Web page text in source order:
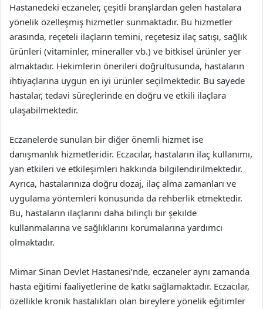
Hastanedeki eczaneler, çeşitli branşlardan gelen hastalara
yönelik özelleşmiş hizmetler sunmaktadır. Bu hizmetler
arasında, reçeteli ilaçların temini, reçetesiz ilaç satışı, sağlık
ürünleri (vitaminler, mineraller vb.) ve bitkisel ürünler yer
almaktadır. Hekimlerin önerileri doğrultusunda, hastaların
ihtiyaçlarına uygun en iyi ürünler seçilmektedir. Bu sayede
hastalar, tedavi süreçlerinde en doğru ve etkili ilaçlara
ulaşabilmektedir.
Eczanelerde sunulan bir diğer önemli hizmet ise
danışmanlık hizmetleridir. Eczacılar, hastaların ilaç kullanımı,
yan etkileri ve etkileşimleri hakkında bilgilendirilmektedir.
Ayrıca, hastalarınıza doğru dozaj, ilaç alma zamanları ve
uygulama yöntemleri konusunda da rehberlik etmektedir.
Bu, hastaların ilaçlarını daha bilinçli bir şekilde
kullanmalarına ve sağlıklarını korumalarına yardımcı
olmaktadır.
Mimar Sinan Devlet Hastanesi’nde, eczaneler aynı zamanda
hasta eğitimi faaliyetlerine de katkı sağlamaktadır. Eczacılar,
özellikle kronik hastalıkları olan bireylere yönelik eğitimler